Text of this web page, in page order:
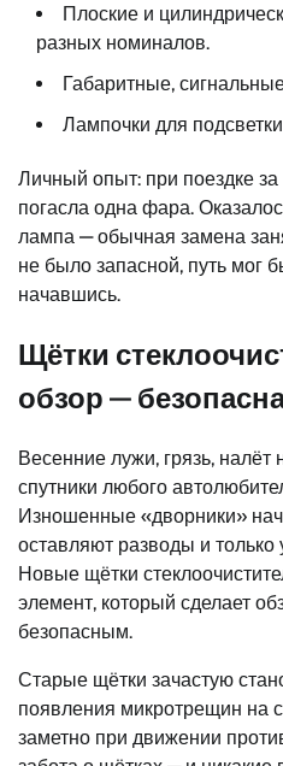
Плоские и
разных номиналов.
Габаритные,
Лампочки для
Личный опыт: при поездке
погасла одна фара.
лампа — обычная замена
не было запасной, путь мог
начавшись.
Щётки
обзор —
Весенние лужи, грязь, налёт
спутники любого
Изношенные «дворники»
оставляют разводы и
Новые щётки
элемент, который сделает
безопасным.
Старые щётки зачастую
появления микротрещин на
заметно при движении